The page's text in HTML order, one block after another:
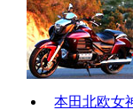
本田北欧女